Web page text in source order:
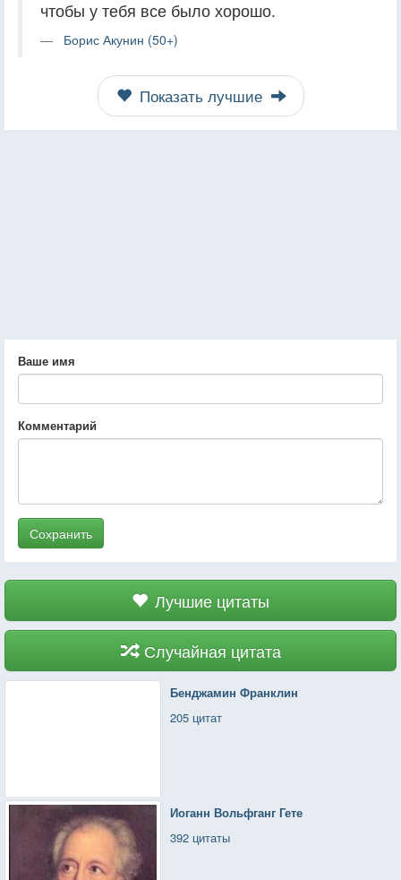
чтобы у тебя все было хорошо.
Борис Акунин (50+)
Показать лучшие
Ваше имя
Комментарий
Сохранить
Лучшие цитаты
Случайная цитата
Бенджамин Франклин
205 цитат
Иоганн Вольфганг Гете
392 цитаты